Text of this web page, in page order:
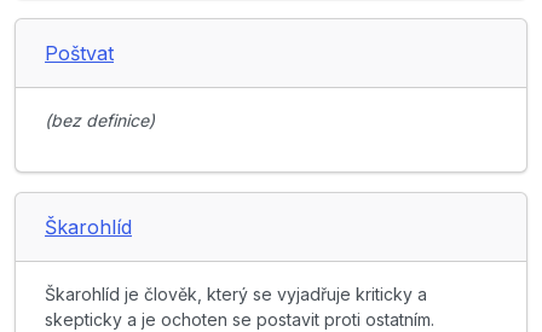
Poštvat
(bez definice)
Škarohlíd
Škarohlíd je člověk, který se vyjadřuje kriticky a
skepticky a je ochoten se postavit proti ostatním.